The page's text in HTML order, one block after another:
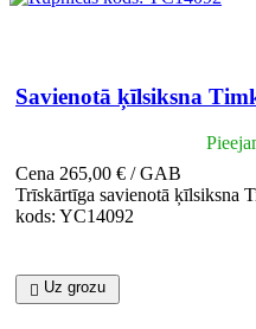
Savienotā ķīlsiksna
Cena 265,00 € / GAB
Trīskārtīga savienotā ķīlsiksna
kods: YC14092
 Uz grozu